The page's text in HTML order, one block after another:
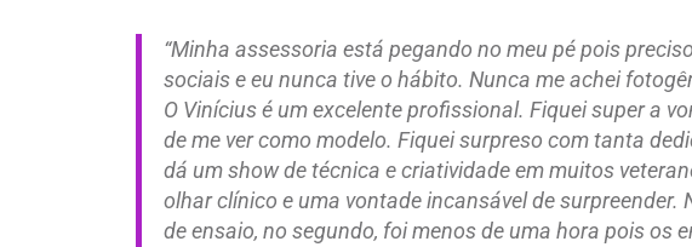
“Minha assessoria está pegando no meu pé pois
sociais e eu nunca tive o hábito. Nunca me achei
O Vinícius é um excelente profissional. Fiquei super a
de me ver como modelo. Fiquei surpreso com tanta
dá um show de técnica e criatividade em muitos
olhar clínico e uma vontade incansável de surpreender.
de ensaio, no segundo, foi menos de uma hora pois os